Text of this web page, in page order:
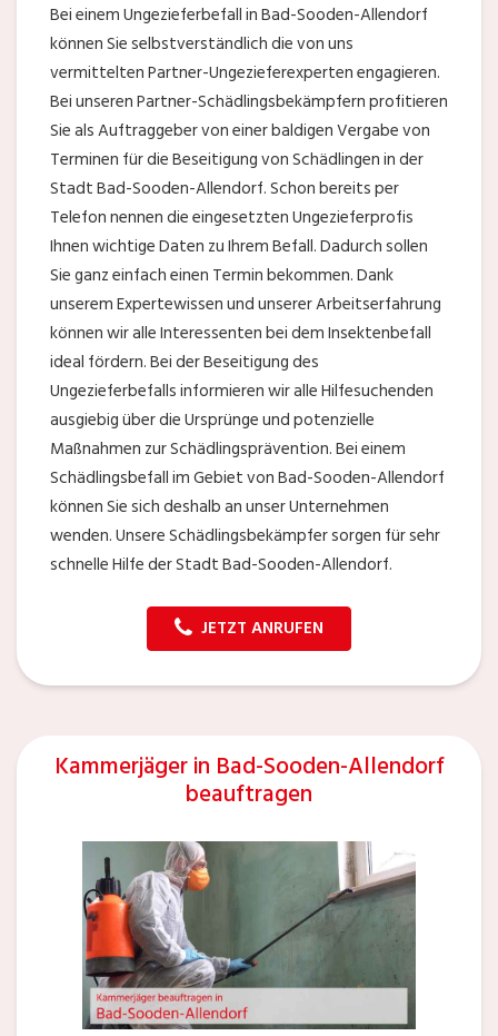
Bei einem Ungezieferbefall in Bad-Sooden-Allendorf
können Sie selbstverständlich die von uns
vermittelten Partner-Ungezieferexperten engagieren.
Bei unseren Partner-Schädlingsbekämpfern profitieren
Sie als Auftraggeber von einer baldigen Vergabe von
Terminen für die Beseitigung von Schädlingen in der
Stadt Bad-Sooden-Allendorf. Schon bereits per
Telefon nennen die eingesetzten Ungezieferprofis
Ihnen wichtige Daten zu Ihrem Befall. Dadurch sollen
Sie ganz einfach einen Termin bekommen. Dank
unserem Expertewissen und unserer Arbeitserfahrung
können wir alle Interessenten bei dem Insektenbefall
ideal fördern. Bei der Beseitigung des
Ungezieferbefalls informieren wir alle Hilfesuchenden
ausgiebig über die Ursprünge und potenzielle
Maßnahmen zur Schädlingsprävention. Bei einem
Schädlingsbefall im Gebiet von Bad-Sooden-Allendorf
können Sie sich deshalb an unser Unternehmen
wenden. Unsere Schädlingsbekämpfer sorgen für sehr
schnelle Hilfe der Stadt Bad-Sooden-Allendorf.
JETZT ANRUFEN
Kammerjäger in Bad-Sooden-Allendorf
beauftragen